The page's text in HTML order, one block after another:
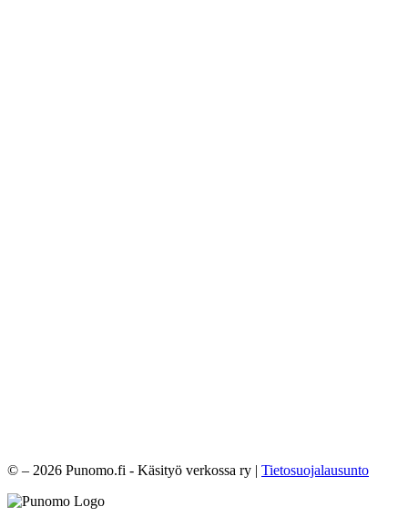
© – 2026 Punomo.fi - Käsityö verkossa ry | Tietosuojalausunto